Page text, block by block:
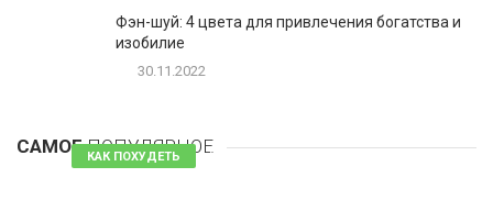
Фэн-шуй: 4 цвета для привлечения богатства и
изобилие
30.11.2022
САМОЕПОПУЛЯРНОЕ
КАК ПОХУДЕТЬ 81 комментарий